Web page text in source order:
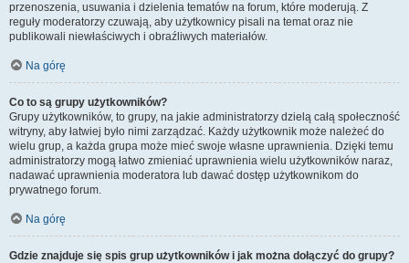
przenoszenia, usuwania i dzielenia tematów na forum, które moderują. Z
reguły moderatorzy czuwają, aby użytkownicy pisali na temat oraz nie
publikowali niewłaściwych i obraźliwych materiałów.
Na górę
Co to są grupy użytkowników?
Grupy użytkowników, to grupy, na jakie administratorzy dzielą całą społeczność
witryny, aby łatwiej było nimi zarządzać. Każdy użytkownik może należeć do
wielu grup, a każda grupa może mieć swoje własne uprawnienia. Dzięki temu
administratorzy mogą łatwo zmieniać uprawnienia wielu użytkowników naraz,
nadawać uprawnienia moderatora lub dawać dostęp użytkownikom do
prywatnego forum.
Na górę
Gdzie znajduje się spis grup użytkowników i jak można dołączyć do grupy?